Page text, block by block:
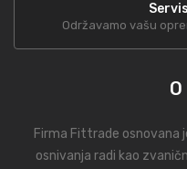
Održavamo vašu
Firma Fittrade osnovana
osnivanja radi kao